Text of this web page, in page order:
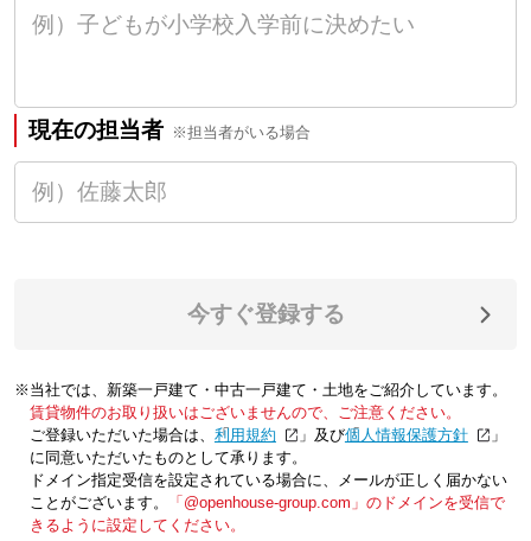
現在の担当者 ※担当者がいる場合
今すぐ登録する
※当社では、新築一戸建て・中古一戸建て・土地をご紹介しています。
賃貸物件のお取り扱いはございませんので、ご注意ください。
ご登録いただいた場合は、「利用規約 」及び「個人情報保護方針
」
に同意いただいたものとして承ります。
ドメイン指定受信を設定されている場合に、メールが正しく届かない
ことがございます。
「@openhouse-group.com」のドメインを受信で
きるように設定してください。